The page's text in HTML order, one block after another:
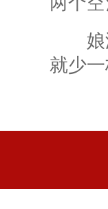
娘没
就少